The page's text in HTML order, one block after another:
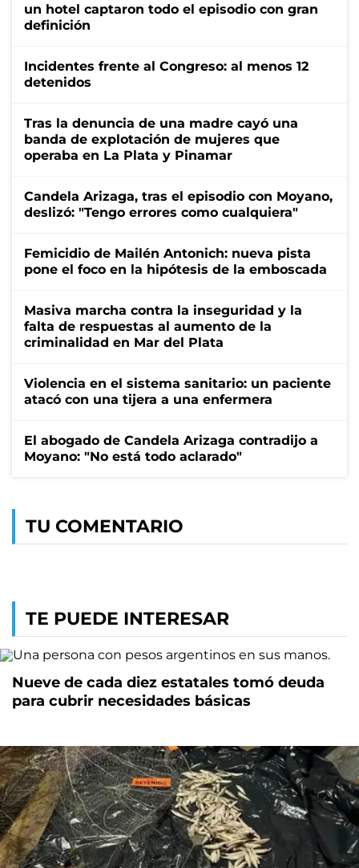
un hotel captaron todo el episodio con gran
definición
Incidentes frente al Congreso: al menos 12
detenidos
Tras la denuncia de una madre cayó una
banda de explotación de mujeres que
operaba en La Plata y Pinamar
Candela Arizaga, tras el episodio con Moyano,
deslizó: "Tengo errores como cualquiera"
Femicidio de Mailén Antonich: nueva pista
pone el foco en la hipótesis de la emboscada
Masiva marcha contra la inseguridad y la
falta de respuestas al aumento de la
criminalidad en Mar del Plata
Violencia en el sistema sanitario: un paciente
atacó con una tijera a una enfermera
El abogado de Candela Arizaga contradijo a
Moyano: "No está todo aclarado"
TU COMENTARIO
TE PUEDE INTERESAR
Nueve de cada diez estatales tomó deuda
para cubrir necesidades básicas